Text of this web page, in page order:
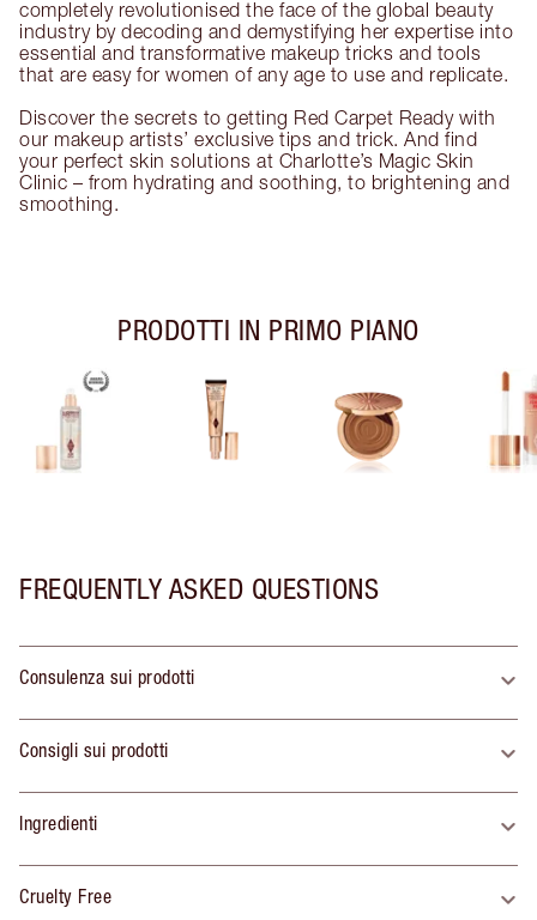
completely revolutionised the face of the global beauty
industry by decoding and demystifying her expertise into
essential and transformative makeup tricks and tools
that are easy for women of any age to use and replicate.
Discover the secrets to getting Red Carpet Ready with
our makeup artists’ exclusive tips and trick. And find
your perfect skin solutions at Charlotte’s Magic Skin
Clinic – from hydrating and soothing, to brightening and
smoothing.
PRODOTTI IN PRIMO PIANO
FREQUENTLY ASKED QUESTIONS
Consulenza sui prodotti
Consigli sui prodotti
Ingredienti
Cruelty Free